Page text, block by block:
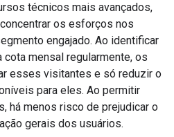
técnicos mais avançados,
os esforços nos
engajado. Ao identificar
mensal regularmente, os
esses visitantes e só reduzir o
para eles. Ao permitir
há menos risco de prejudicar o
gerais dos usuários.